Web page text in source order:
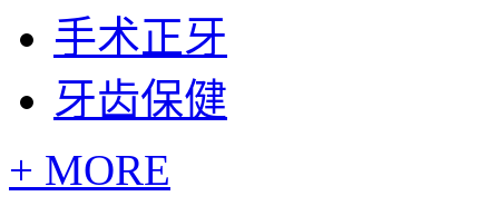
手术正牙
牙齿保健
+ MORE